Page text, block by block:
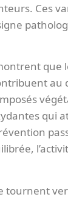
Ces
que
au
qui
tournent